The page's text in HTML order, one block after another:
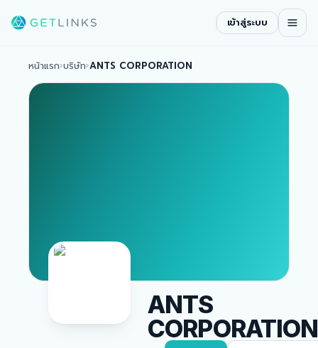
เข้าสู่ระบบ
หน้าแรก›บริษัท›ANTS CORPORATION
ANTS
CORPORATION